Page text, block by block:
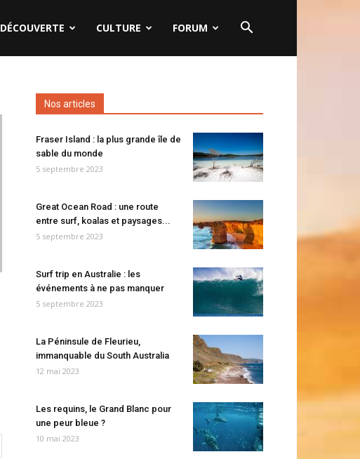
DÉCOUVERTE CULTURE FORUM
Nos articles
Fraser Island : la plus grande île de
sable du monde
5 septembre 2023
Great Ocean Road : une route
entre surf, koalas et paysages...
5 septembre 2023
Surf trip en Australie : les
événements à ne pas manquer
5 septembre 2023
La Péninsule de Fleurieu,
immanquable du South Australia
12 mai 2023
Les requins, le Grand Blanc pour
une peur bleue ?
10 mai 2023